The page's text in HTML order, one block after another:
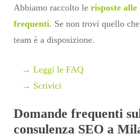
Abbiamo raccolto le risposte
frequenti. Se non trovi quello
team è a disposizione.
→ Leggi le FAQ
→ Scrivici
Domande frequenti
consulenza SEO a